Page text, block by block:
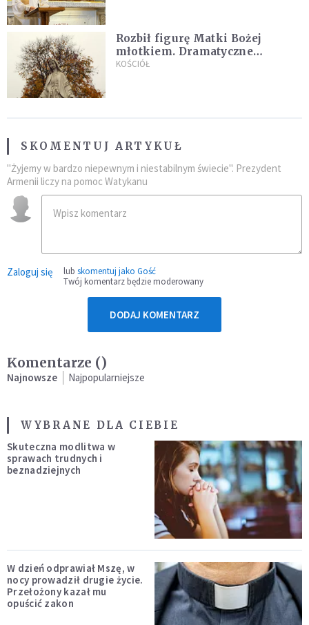
Rozbił figurę Matki Bożej
młotkiem. Dramatyczne
nagranie w sieci
KOŚCIÓŁ
SKOMENTUJ ARTYKUŁ
"Żyjemy w bardzo niepewnym i niestabilnym świecie". Prezydent
Armenii liczy na pomoc Watykanu
Zaloguj się lub skomentuj jako Gość
Twój komentarz będzie moderowany
DODAJ KOMENTARZ
Komentarze ()
Najnowsze Najpopularniejsze
WYBRANE DLA CIEBIE
Skuteczna modlitwa w
sprawach trudnych i
beznadziejnych
W dzień odprawiał Mszę, w
nocy prowadził drugie życie.
Przełożony kazał mu
opuścić zakon